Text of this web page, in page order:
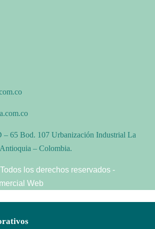
– 65 Bod. 107 Urbanización Industrial La
– Colombia.
los derechos reservados -
Web